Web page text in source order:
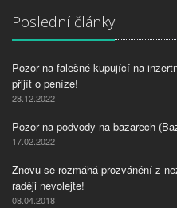
Poslední články
Pozor na falešné kupující na
přijít o peníze!
28.12.2022
Pozor na podvody na bazarech
17.02.2022
Znovu se rozmáhá prozvánění z
raději nevolejte!
08.04.2018